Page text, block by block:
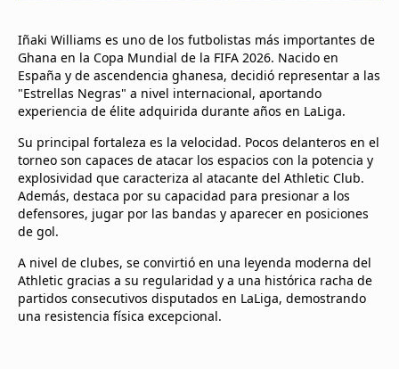
Iñaki Williams es uno de los futbolistas más importantes de
Ghana en la Copa Mundial de la FIFA 2026. Nacido en
España y de ascendencia ghanesa, decidió representar a las
"Estrellas Negras" a nivel internacional, aportando
experiencia de élite adquirida durante años en LaLiga.
Su principal fortaleza es la velocidad. Pocos delanteros en el
torneo son capaces de atacar los espacios con la potencia y
explosividad que caracteriza al atacante del Athletic Club.
Además, destaca por su capacidad para presionar a los
defensores, jugar por las bandas y aparecer en posiciones
de gol.
A nivel de clubes, se convirtió en una leyenda moderna del
Athletic gracias a su regularidad y a una histórica racha de
partidos consecutivos disputados en LaLiga, demostrando
una resistencia física excepcional.